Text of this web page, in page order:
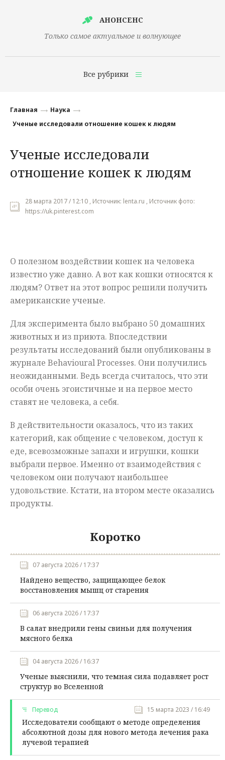
АНОНСЕНС
Только самое актуальное и волнующее
Все рубрики
Финансы
Наука
Культура
Общество
Происшествия
Главная
Наука
Ученые исследовали отношение кошек к людям
Ученые исследовали
отношение кошек к людям
28 марта 2017 / 12:10 , Источник: lenta.ru , Источник фото:
https://uk.pinterest.com
О полезном воздействии кошек на человека
известно уже давно. А вот как кошки относятся к
людям? Ответ на этот вопрос решили получить
американские ученые.
Для эксперимента было выбрано 50 домашних
животных и из приюта. Впоследствии
результаты исследований были опубликованы в
журнале Behavioural Processes. Они получились
неожиданными. Ведь всегда считалось, что эти
особи очень эгоистичные и на первое место
ставят не человека, а себя.
В действительности оказалось, что из таких
категорий, как общение с человеком, доступ к
еде, всевозможные запахи и игрушки, кошки
выбрали первое. Именно от взаимодействия с
человеком они получают наибольшее
удовольствие. Кстати, на втором месте оказались
продукты.
Коротко
07 августа 2026 / 17:37
Найдено вещество, защищающее белок
восстановления мышц от старения
06 августа 2026 / 17:37
В салат внедрили гены свиньи для получения
мясного белка
04 августа 2026 / 16:37
Ученые выяснили, что темная сила подавляет рост
структур во Вселенной
Перевод 15 марта 2023 / 16:49
Исследователи сообщают о методе определения
абсолютной дозы для нового метода лечения рака
лучевой терапией